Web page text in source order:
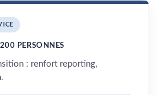
PERSONNES
: renfort reporting,